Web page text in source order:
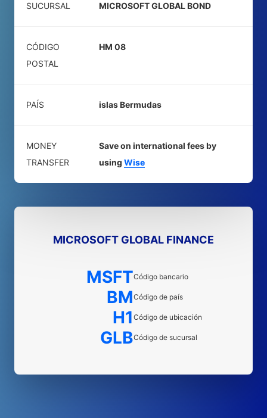
SUCURSAL MICROSOFT GLOBAL BOND
CÓDIGO
POSTAL
HM 08
PAÍS islas Bermudas
MONEY
TRANSFER
Save on international fees by
using Wise
MICROSOFT GLOBAL FINANCE
MSFTCódigo bancario
BMCódigo de país
H1 Código de ubicación
GLBCódigo de sucursal